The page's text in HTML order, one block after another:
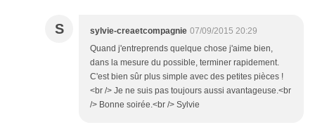
S sylvie-creaetcompagnie 07/09/2015 20:29
Quand j'entreprends quelque chose j'aime bien,
dans la mesure du possible, terminer rapidement.
C'est bien sûr plus simple avec des petites pièces !
<br /> Je ne suis pas toujours aussi avantageuse.<br
/> Bonne soirée.<br /> Sylvie